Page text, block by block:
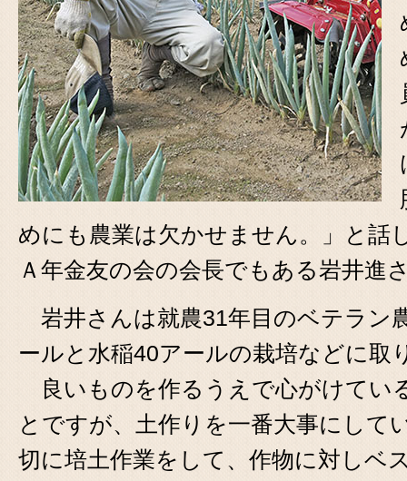
めにも農業は欠かせません。」と話
Ａ年金友の会の会長でもある岩井進
岩井さんは就農31年目のベテラン
ールと水稲40アールの栽培などに取
良いものを作るうえで心がけてい
とですが、土作りを一番大事にして
切に培土作業をして、作物に対しベ